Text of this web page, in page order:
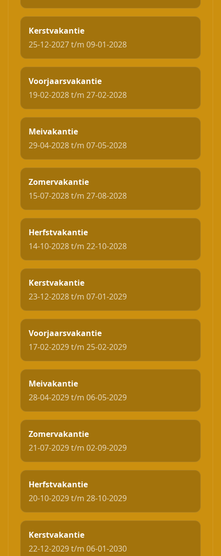
Kerstvakantie
25-12-2027 t/m 09-01-2028
Voorjaarsvakantie
19-02-2028 t/m 27-02-2028
Meivakantie
29-04-2028 t/m 07-05-2028
Zomervakantie
15-07-2028 t/m 27-08-2028
Herfstvakantie
14-10-2028 t/m 22-10-2028
Kerstvakantie
23-12-2028 t/m 07-01-2029
Voorjaarsvakantie
17-02-2029 t/m 25-02-2029
Meivakantie
28-04-2029 t/m 06-05-2029
Zomervakantie
21-07-2029 t/m 02-09-2029
Herfstvakantie
20-10-2029 t/m 28-10-2029
Kerstvakantie
22-12-2029 t/m 06-01-2030